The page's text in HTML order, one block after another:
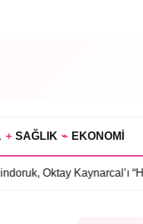
+ SAĞLIK ⌁ EKONOMİ
Kaynarcal’ı “Hamal”